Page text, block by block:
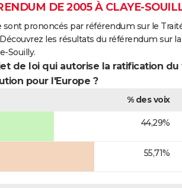
DE 2005 À CLAYE-
sont prononcés par référendum sur le
les résultats du référendum sur
Souilly.
de loi qui autorise la ratification du
pour l'Europe ?
% des voix
44,29%
55,71%